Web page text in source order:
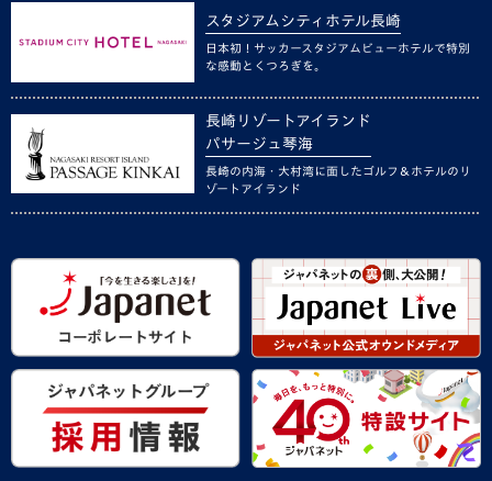
スタジアムシティホテル長崎
日本初！サッカースタジアムビューホテルで特別
な感動とくつろぎを。
長崎リゾートアイランド
パサージュ琴海
長崎の内海・大村湾に面したゴルフ＆ホテルのリ
ゾートアイランド